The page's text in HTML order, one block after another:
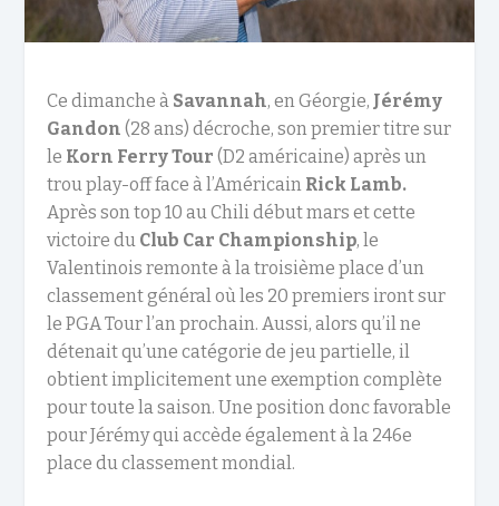
‌Ce dimanche à Savannah, en Géorgie, Jérémy
Gandon (28 ans) décroche, son premier titre sur
le Korn Ferry Tour (D2 américaine) après un
trou play-off face à l’Américain Rick Lamb.
Après son top 10 au Chili début mars et cette
victoire du Club Car Championship, le
Valentinois remonte à la troisième place d’un
classement général où les 20 premiers iront sur
le PGA Tour l’an prochain. Aussi, alors qu’il ne
détenait qu’une catégorie de jeu partielle, il
obtient implicitement une exemption complète
pour toute la saison. Une position donc favorable
pour Jérémy qui accède également à la 246e
place du classement mondial.